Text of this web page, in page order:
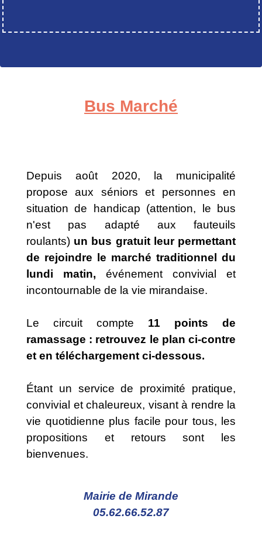
Bus Marché
Depuis août 2020, la municipalité
propose aux séniors et personnes en
situation de handicap (attention, le bus
n'est pas adapté aux fauteuils
roulants) un bus gratuit leur permettant
de rejoindre le marché traditionnel du
lundi matin, événement convivial et
incontournable de la vie mirandaise.
Le circuit compte 11 points de
ramassage : retrouvez le plan ci-contre
et en téléchargement ci-dessous.
Étant un service de proximité pratique,
convivial et chaleureux, visant à rendre la
vie quotidienne plus facile pour tous, les
propositions et retours sont les
bienvenues.
Mairie de Mirande
05.62.66.52.87